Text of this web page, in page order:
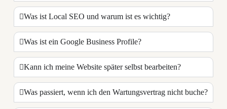
Was ist Local SEO und warum ist es wichtig?
Was ist ein Google Business Profile?
Kann ich meine Website später selbst bearbeiten?
Was passiert, wenn ich den Wartungsvertrag nicht buche?